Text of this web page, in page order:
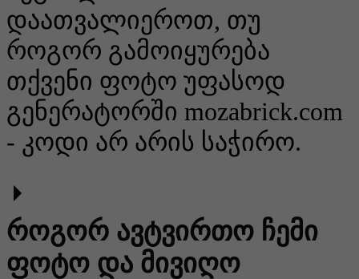
დაათვალიეროთ, თუ
როგორ გამოიყურება
თქვენი ფოტო უფასოდ
გენერატორში mozabrick.com
- კოდი არ არის საჭირო.
როგორ ავტვირთო ჩემი
ფოტო და მივიღო